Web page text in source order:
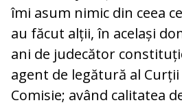
îmi asum nimic din ceea
au făcut alții, în același
ani de judecător
agent de legătură al
Comisie; având calitatea